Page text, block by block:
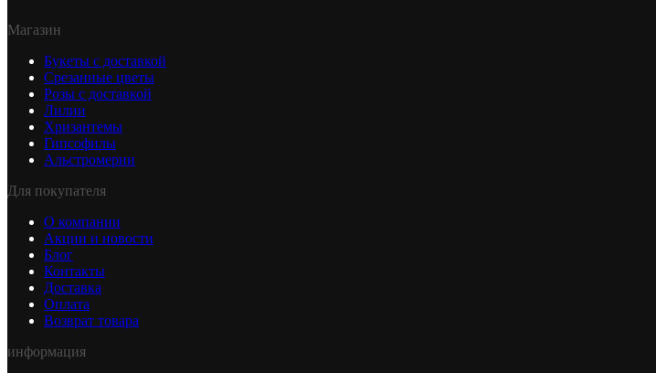
Магазин
Букеты с доставкой
Срезанные цветы
Розы с доставкой
Лилии
Хризантемы
Гипсофилы
Альстромерии
Для покупателя
О компании
Акции и новости
Блог
Контакты
Доставка
Оплата
Возврат товара
информация